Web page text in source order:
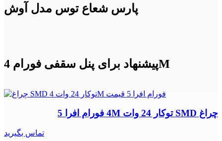
پارس شعاع توس مدل آوش
پیشنهاد برای پنل سقفی فورام 4M
چراغ SMD توکار 24 وات 4M فورام افرا 5
تماس بگیرید